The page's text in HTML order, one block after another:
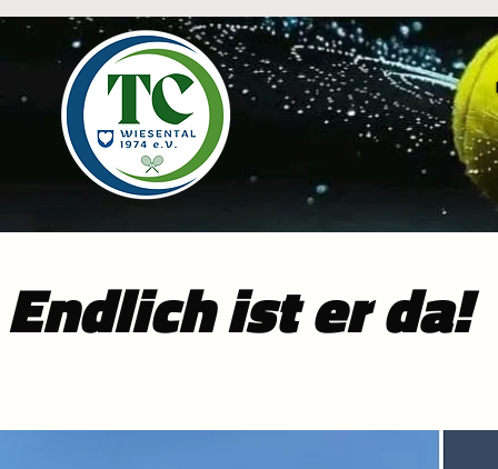
Endlich ist er da!